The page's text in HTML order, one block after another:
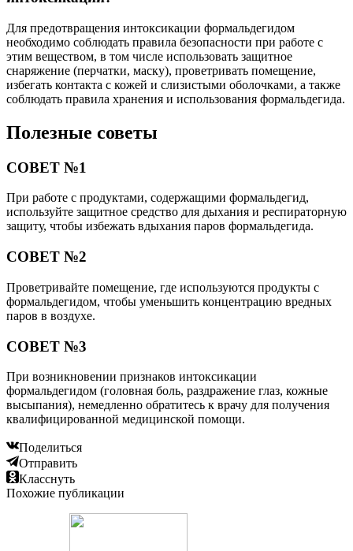
Для предотвращения интоксикации формальдегидом
необходимо соблюдать правила безопасности при работе с
этим веществом, в том числе использовать защитное
снаряжение (перчатки, маску), проветривать помещение,
избегать контакта с кожей и слизистыми оболочками, а также
соблюдать правила хранения и использования формальдегида.
Полезные советы
СОВЕТ №1
При работе с продуктами, содержащими формальдегид,
используйте защитное средство для дыхания и респираторную
защиту, чтобы избежать вдыхания паров формальдегида.
СОВЕТ №2
Проветривайте помещение, где используются продукты с
формальдегидом, чтобы уменьшить концентрацию вредных
паров в воздухе.
СОВЕТ №3
При возникновении признаков интоксикации
формальдегидом (головная боль, раздражение глаз, кожные
высыпания), немедленно обратитесь к врачу для получения
квалифицированной медицинской помощи.
Поделиться
Отправить
Класснуть
Похожие публикации